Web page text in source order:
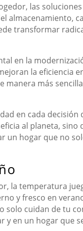
las
almacenamiento,
transformar
en la
la eficiencia
manera más
en cada
al planeta,
un hogar que no
la temperatura
y fresco en
solo cuidan de tu
en un hogar que